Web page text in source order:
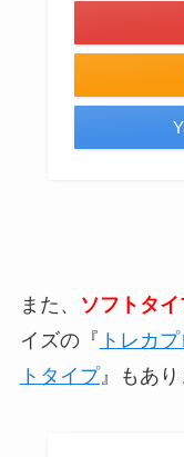
また、 ソフトタ
イズの『 トレカ
トタイプ』もあり